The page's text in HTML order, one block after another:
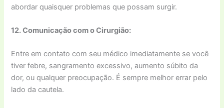
abordar quaisquer problemas que possam surgir.
12. Comunicação com o Cirurgião:
Entre em contato com seu médico imediatamente se você
tiver febre, sangramento excessivo, aumento súbito da
dor, ou qualquer preocupação. É sempre melhor errar pelo
lado da cautela.